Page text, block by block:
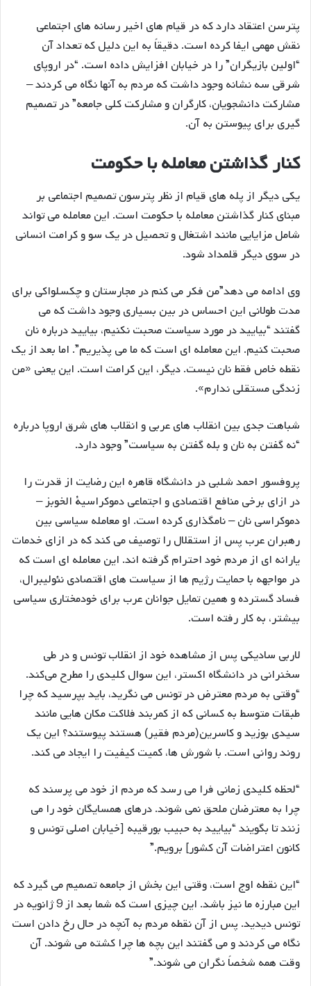
پترسن اعتقاد دارد که در قیام های اخیر رسانه های اجتماعی
نقش مهمی ایفا کرده است. دقیقاً به این دلیل که تعداد آن
“اولین بازیگران” را در خیابان افزایش داده است. “در اروپای
شرقی سه نشانه وجود داشت که مردم به آنها نگاه می کردند –
مشارکت دانشجویان، کارگران و مشارکت کلی جامعه” در تصمیم
گیری برای پیوستن به آن.
کنار گذاشتن معامله با حکومت
یکی دیگر از پله های قیام از نظر پترسون تصمیم اجتماعی بر
مبنای کنار گذاشتن معامله با حکومت است. این معامله می تواند
شامل مزایایی مانند اشتغال و تحصیل در یک سو و کرامت انسانی
در سوی دیگر قلمداد شود.
وی ادامه می دهد”من فکر می کنم در مجارستان و چکسلواکی برای
مدت طولانی این احساس در بین بسیاری وجود داشت که می
گفتند “بیایید در مورد سیاست صحبت نکنیم، بیایید درباره نان
صحبت کنیم. این معامله ای است که ما می پذیریم”. اما بعد از یک
نقطه خاص فقط نان نیست. دیگر، این کرامت است. این یعنی «من
زندگی مستقلی ندارم».
شباهت جدی بین انقلاب های عربی و انقلاب های شرق اروپا درباره
“نه گفتن به نان و بله گفتن به سیاست” وجود دارد.
پروفسور احمد شلبی در دانشگاه قاهره این رضایت از قدرت را
در ازای برخی منافع اقتصادی و اجتماعی دموکراسیة الخوبز –
دموکراسی نان – نامگذاری کرده است. او معامله سیاسی بین
رهبران عرب پس از استقلال را توصیف می کند که در ازای خدمات
یارانه ای از مردم خود احترام گرفته اند. این معامله ای است که
در مواجهه با حمایت رژیم ها از سیاست های اقتصادی نئولیبرال،
فساد گسترده و همین تمایل جوانان عرب برای خودمختاری سیاسی
بیشتر، به کار رفته است.
لاربی سادیکی پس از مشاهده خود از انقلاب تونس و در طی
سخنرانی در دانشگاه اکستر، این سوال کلیدی را مطرح می‌کند.
“وقتی به مردم معترض در تونس می نگرید، باید بپرسید که چرا
طبقات متوسط ​​به کسانی که از کمربند فلاکت مکان هایی مانند
سیدی بوزید و کاسرین(مردم فقیر) هستند پیوستند؟ این یک
روند روانی است. با شورش ها، کمیت کیفیت را ایجاد می کند.
“لحظه کلیدی زمانی فرا می رسد که مردم از خود می پرسند که
چرا به معترضان ملحق نمی شوند. درهای همسایگان خود را می
زنند تا بگویند “بیایید به حبیب بورقیبه [خیابان اصلی تونس و
کانون اعتراضات آن کشور] برویم.”
“این نقطه اوج است، وقتی این بخش از جامعه تصمیم می گیرد که
این مبارزه ما نیز باشد. این چیزی است که شما بعد از 9 ژانویه در
تونس دیدید. پس از آن نقطه مردم به آنچه در حال رخ دادن است
نگاه می کردند و می گفتند این بچه ها چرا کشته می شوند. آن
وقت همه شخصاً نگران می شوند.”